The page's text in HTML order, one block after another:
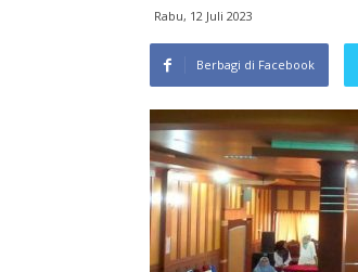
Rabu, 12 Juli 2023
Berbagi di Facebook